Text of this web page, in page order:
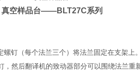
空样品台——BLT27C系列
钉（每个法兰三个）将法兰固定在支架上。
然后翻译机的致动器部分可以围绕法兰重